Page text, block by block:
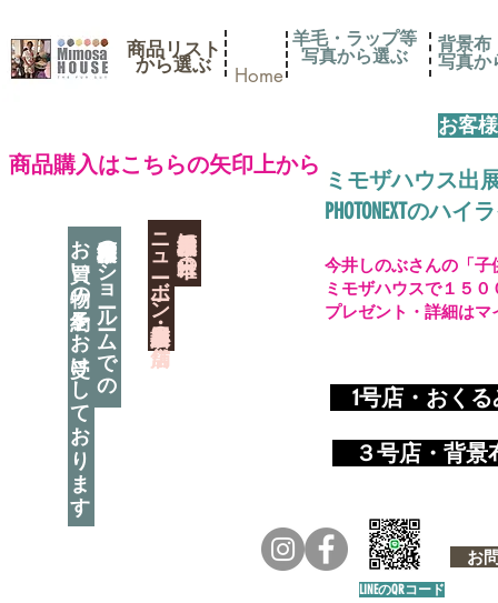
商品リスト
​から選ぶ Home
​商品購入はこちらの矢印上から
神奈川県相模原市に日本唯一の
​ニューボーン撮影用小道具店・３店舗
羊毛・ラップ等
写真から選ぶ
背景布
写真か
お客
ミモザハウス出
PHOTONEXTのハ
神奈川県相模原市のショールームでの
お買い物の予約をお受けしております 1号店・おく
​ ３号店・背
お
今井しのぶさんの「
ミモザハウスで１５
プレゼント・詳細は
LINEのQRコード